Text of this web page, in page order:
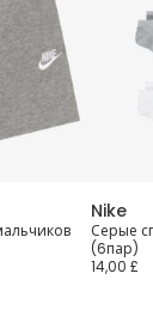
Nike
Серые
(6пар)
14,00 £